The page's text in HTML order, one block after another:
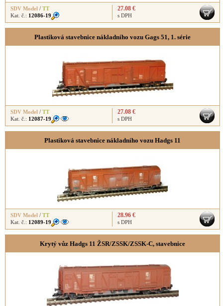
SDV Model / TT
Kat. č.: 12086-19
27.08 €
s DPH
Plastiková stavebnice nákladního vozu Gags 51, 1. série
SDV Model / TT
Kat. č.: 12087-19
27.08 €
s DPH
Plastiková stavebnice nákladního vozu Hadgs 11
SDV Model / TT
Kat. č.: 12089-19
28.96 €
s DPH
Krytý vůz Hadgs 11 ŽSR/ZSSK/ZSSK-C, stavebnice